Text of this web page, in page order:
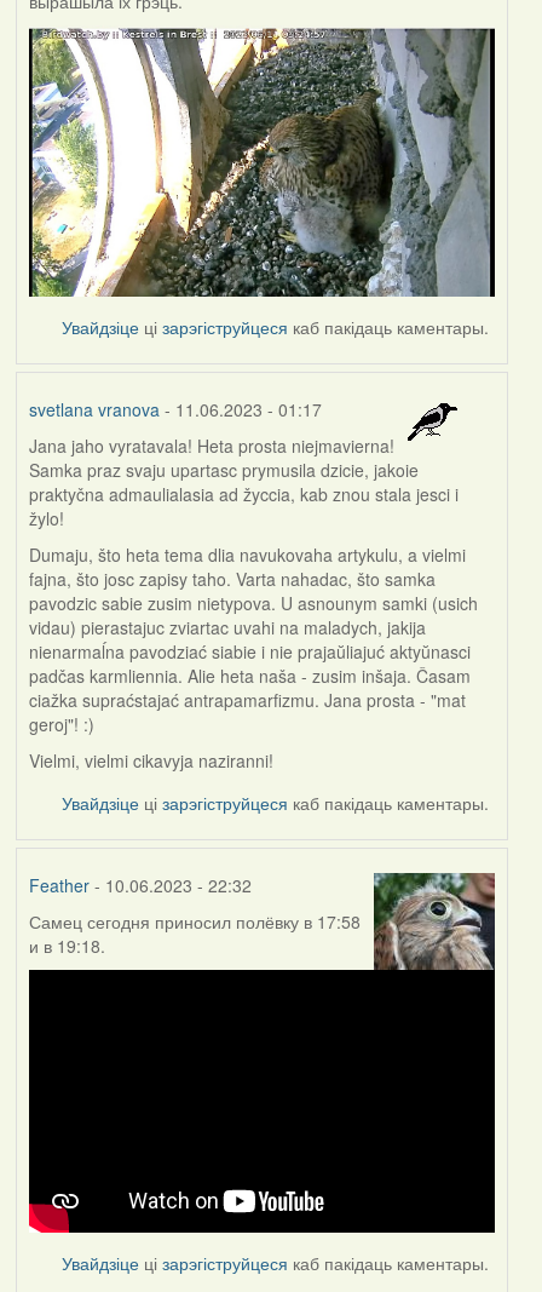
Увайдзіце цізарэгіструйцеся каб пакідаць каментары.
svetlana vranova- 11.06.2023 - 01:17
Jana jaho vyratavala! Heta prosta niejmavierna!
Samka praz svaju upartasc prymusila dzicie, jakoie
praktyčna admaulialasia ad žyccia, kab znou stala jesci i
žylo!
Dumaju, što heta tema dlia navukovaha artykulu, a vielmi
fajna, što josc zapisy taho. Varta nahadac, što samka
pavodzic sabie zusim nietypova. U asnounym samki (usich
vidau) pierastajuc zviartac uvahi na maladych, jakija
nienarmaĺna pavodziać siabie i nie prajaŭliajuć aktyŭnasci
padčas karmliennia. Alie heta naša - zusim inšaja. Časam
ciažka supraćstajać antrapamarfizmu. Jana prosta - "mat
geroj"! :)
Vielmi, vielmi cikavyja naziranni!
Увайдзіце цізарэгіструйцеся каб пакідаць каментары.
Feather- 10.06.2023 - 22:32
Самец сегодня приносил полёвку в 17:58
и в 19:18.
Увайдзіце цізарэгіструйцеся каб пакідаць каментары.